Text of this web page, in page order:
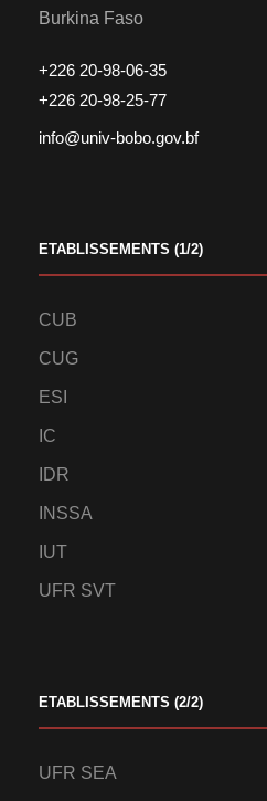
Burkina Faso
+226 20-98-06-35
+226 20-98-25-77
info@univ-bobo.gov.bf
ETABLISSEMENTS (1/2)
CUB
CUG
ESI
IC
IDR
INSSA
IUT
UFR SVT
ETABLISSEMENTS (2/2)
UFR SEA